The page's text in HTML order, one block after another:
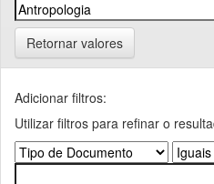
Retornar valores
Adicionar filtros:
Utilizar filtros para refinar o